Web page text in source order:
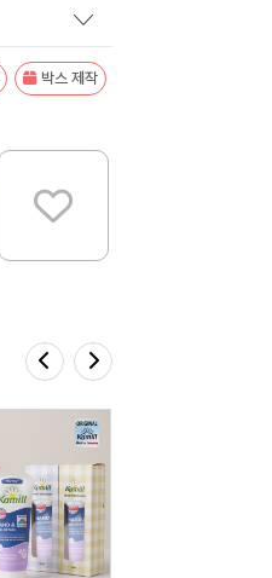
박스 제작